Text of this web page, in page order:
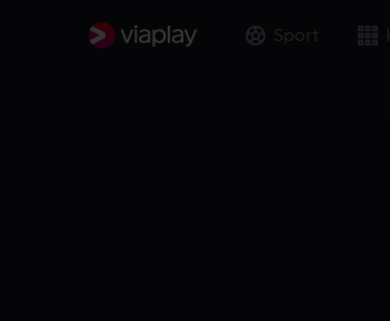
Sport